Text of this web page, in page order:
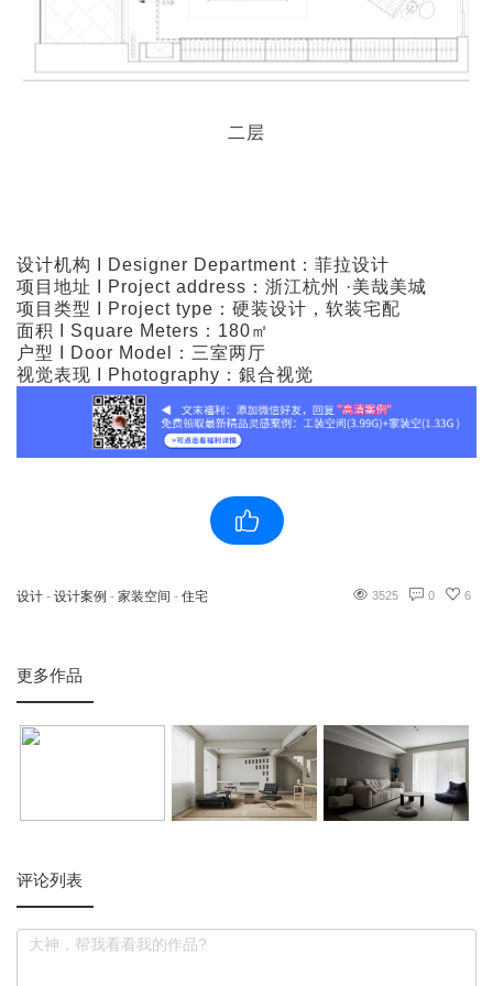
二层
设计机构 I Designer Department：菲拉设计
项目地址 I Project address：浙江杭州 ·美哉美城
项目类型 I Project type：硬装设计，软装宅配
面积 I Square Meters：180㎡
户型 I Door Model：三室两厅
视觉表现 I Photography：銀合视觉
设计 - 设计案例 - 家装空间 - 住宅 3525 0 6
更多作品
评论列表